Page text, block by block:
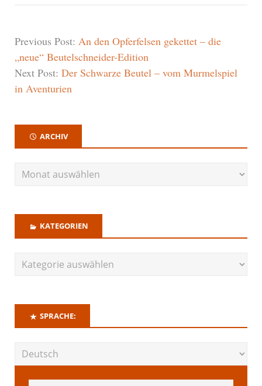
Previous Post: An den Opferfelsen gekettet – die
„neue“ Beutelschneider-Edition
Next Post: Der Schwarze Beutel – vom Murmelspiel
in Aventurien
ARCHIV
KATEGORIEN
SPRACHE: